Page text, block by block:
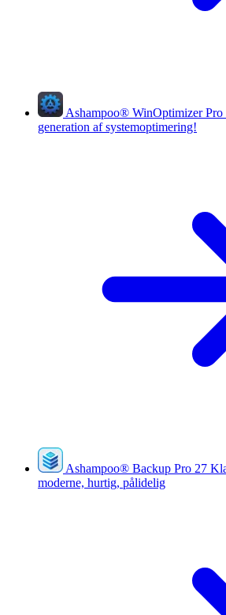
Ashampoo® WinOptimizer Pro
generation af systemoptimering!
Ashampoo® Backup Pro 27
moderne, hurtig, pålidelig